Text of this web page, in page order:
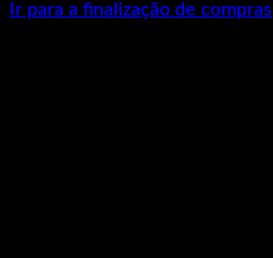
in
Ir para a finalização de compras